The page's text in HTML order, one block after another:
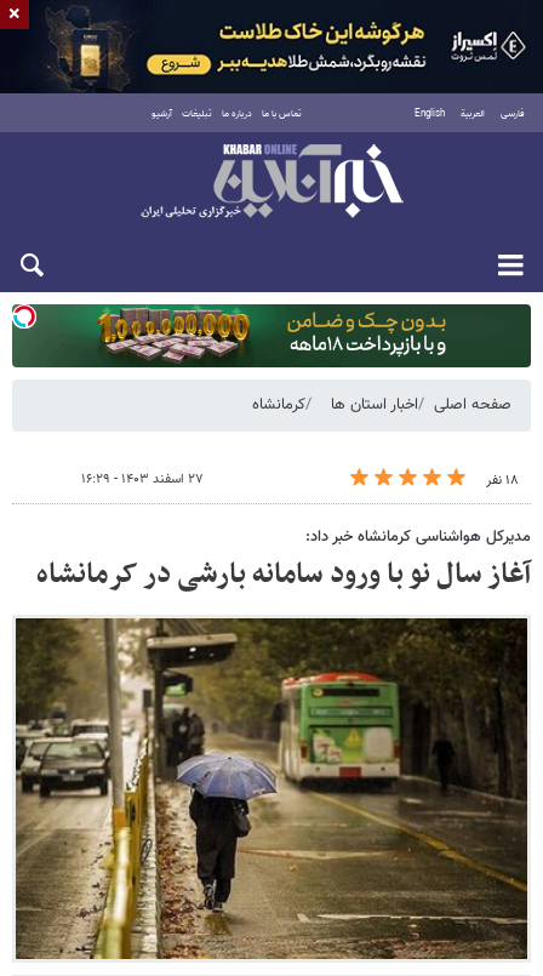
فارسی العربية English تماس با ما درباره ما تبلیغات آرشیو
دوشنبه ۱۹ مرداد ۱۴۰۵
صفحه اصلی اخبار استان ها کرمانشاه
۱۸ نفر ۲۷ اسفند ۱۴۰۳ - ۱۶:۲۹
مدیرکل هواشناسی کرمانشاه خبر داد:
آغاز سال نو با ورود سامانه بارشی در کرمانشاه
×